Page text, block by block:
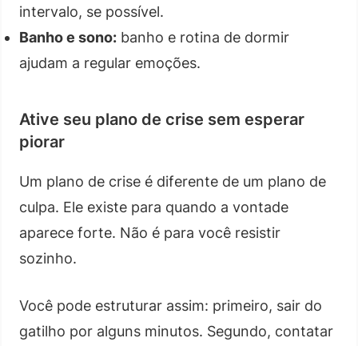
intervalo, se possível.
Banho e sono: banho e rotina de dormir
ajudam a regular emoções.
Ative seu plano de crise sem esperar
piorar
Um plano de crise é diferente de um plano de
culpa. Ele existe para quando a vontade
aparece forte. Não é para você resistir
sozinho.
Você pode estruturar assim: primeiro, sair do
gatilho por alguns minutos. Segundo, contatar